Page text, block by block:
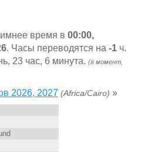
время в 00:00,
. Часы переводятся на -1ч.
23 час, 6 минута. (в момент,
2026, 2027 (Africa/Cairo) »